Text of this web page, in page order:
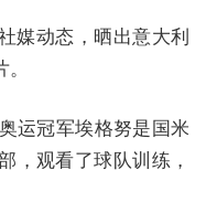
媒动态，晒出意大利
运冠军埃格努是国米
，观看了球队训练，